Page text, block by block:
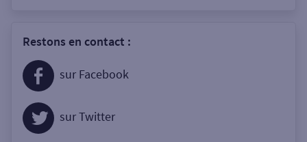
Restons en contact :
sur Facebook
sur Twitter